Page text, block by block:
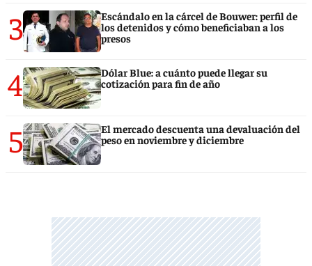
3
Escándalo en la cárcel de Bouwer: perfil de
los detenidos y cómo beneficiaban a los
presos
4
Dólar Blue: a cuánto puede llegar su
cotización para fin de año
5
El mercado descuenta una devaluación del
peso en noviembre y diciembre